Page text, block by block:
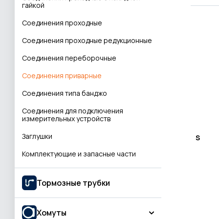
Соединитель с наружной резьбой
Угловой соединитель
Т-образные соединения
Соединения
Разное
гайкой
Соединения проходные
Соединения проходные редукционные
Соединения переборочные
Соединения приварные
Соединения типа банджо
Соединения для подключения
измерительных устройств
Заглушки
Комплектующие и запасные части
Тормозные трубки
Хомуты
S